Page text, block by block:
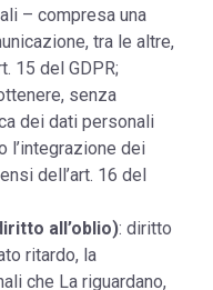
– compresa una
tra le altre,
15 del GDPR;
senza
dei dati personali
l’integrazione dei
dell’art. 16 del
all’oblio): diritto
ritardo, la
che La riguardano,